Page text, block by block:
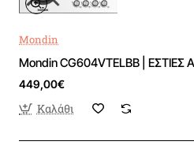
Mondin
Mondin CG604VTELBB | ΕΣΤΙΕΣ
449,00€
Καλάθι